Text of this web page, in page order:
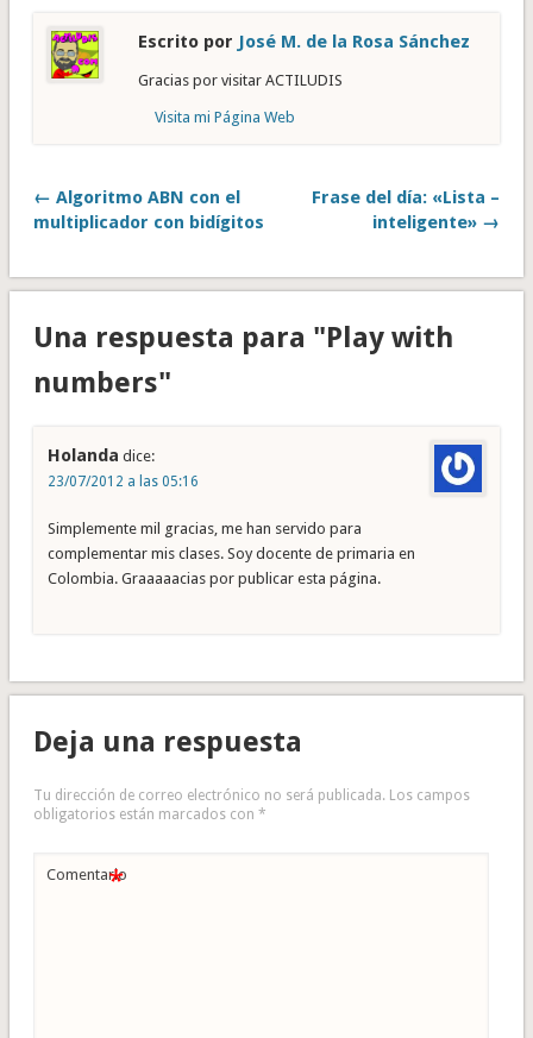
Escrito por José M. de la Rosa Sánchez
Gracias por visitar ACTILUDIS
Visita mi Página Web
← Algoritmo ABN con el
multiplicador con bidígitos
Frase del día: «Lista –
inteligente» →
Una respuesta para "Play with
numbers"
Holanda dice:
23/07/2012 a las 05:16
Simplemente mil gracias, me han servido para
complementar mis clases. Soy docente de primaria en
Colombia. Graaaaacias por publicar esta página.
Deja una respuesta
Tu dirección de correo electrónico no será publicada. Los campos
obligatorios están marcados con *
Comentario
*